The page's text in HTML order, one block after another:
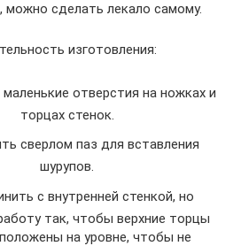
можно сделать лекало самому.
изготовления:
отверстия на ножках и
торцах стенок.
сверлом паз для вставления
шурупов.
с внутренней стенкой, но
так, чтобы верхние торцы
на уровне, чтобы не